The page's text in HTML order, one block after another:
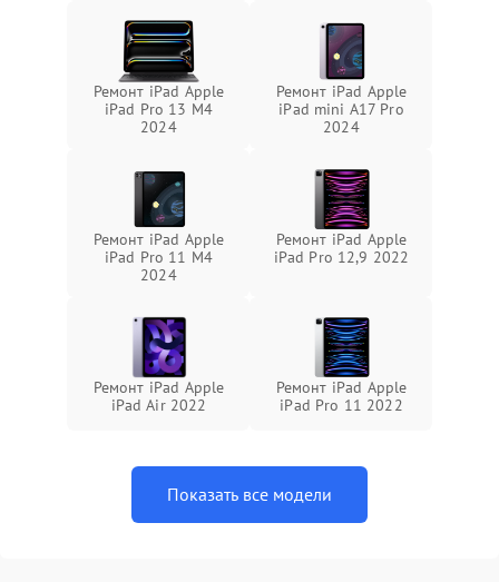
Ремонт iPad Apple
iPad Pro 13 M4
2024
Ремонт iPad Apple
iPad mini A17 Pro
2024
Ремонт iPad Apple
iPad Pro 11 M4
2024
Ремонт iPad Apple
iPad Pro 12,9 2022
Ремонт iPad Apple
iPad Air 2022
Ремонт iPad Apple
iPad Pro 11 2022
Показать все модели